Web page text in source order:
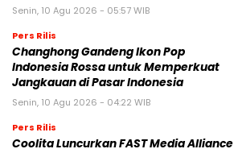
Senin, 10 Agu 2026 - 05:57 WIB
Pers Rilis
Changhong Gandeng Ikon Pop
Indonesia Rossa untuk Memperkuat
Jangkauan di Pasar Indonesia
Senin, 10 Agu 2026 - 04:22 WIB
Pers Rilis
Coolita Luncurkan FAST Media Alliance